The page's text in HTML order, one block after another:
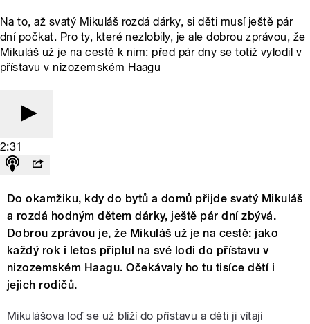
Na to, až svatý Mikuláš rozdá dárky, si děti musí ještě pár
dní počkat. Pro ty, které nezlobily, je ale dobrou zprávou, že
Mikuláš už je na cestě k nim: před pár dny se totiž vylodil v
přístavu v nizozemském Haagu
2:31
Do okamžiku, kdy do bytů a domů přijde svatý Mikuláš
a rozdá hodným dětem dárky, ještě pár dní zbývá.
Dobrou zprávou je, že Mikuláš už je na cestě: jako
každý rok i letos připlul na své lodi do přístavu v
nizozemském Haagu. Očekávaly ho tu tisíce dětí i
jejich rodičů.
Mikulášova loď se už blíží do přístavu a děti ji vítají